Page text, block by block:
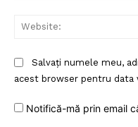
Salvați numele meu,
acest browser pentru data
Notifică-mă prin email